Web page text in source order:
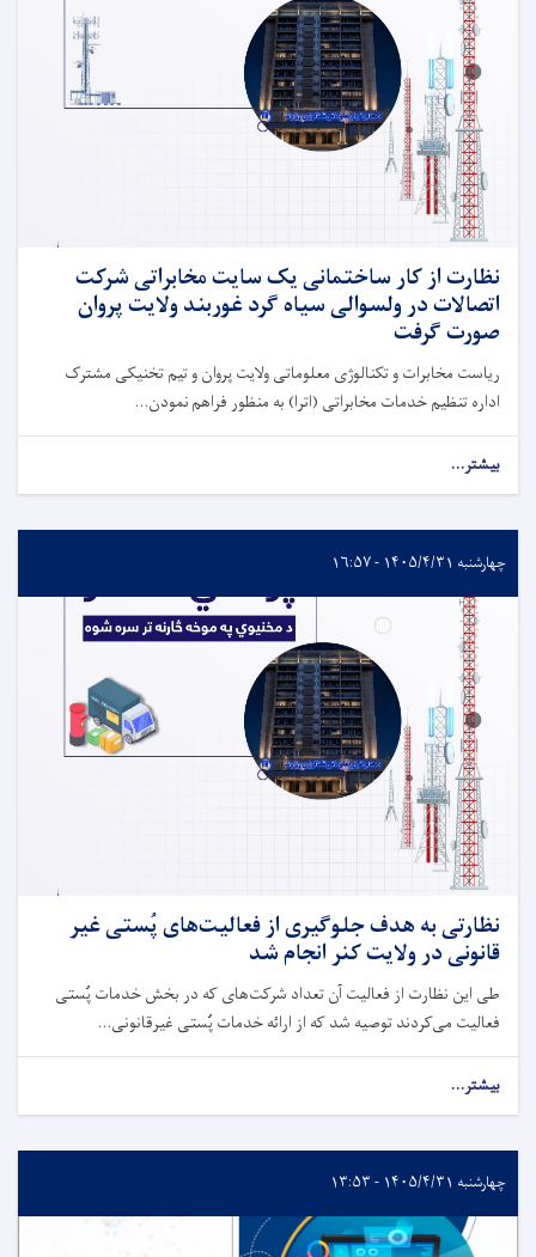
نظارت از کار ساختمانی یک سایت مخابراتی شرکت
اتصالات در ولسوالی سیاه گرد غوربند ولایت پروان
صورت گرفت
ریاست مخابرات و تکنالوژی معلوماتی ولایت پروان و تیم تخنیکی مشترک
اداره تنظیم خدمات مخابراتی (اترا) به منظور فراهم نمودن...
بیشتر...
چهارشنبه ۱۴۰۵/۴/۳۱ - ۱۶:۵۷
نظارتی به هدف جلوگیری از فعالیت‌های پُستی غیر
قانونی در ولایت کنر انجام شد
طی این نظارت از فعالیت آن تعداد شرکت‌های که در بخش خدمات پُستی
فعالیت می‌کردند توصیه شد که از ارائه خدمات پُستی غیرقانونی...
بیشتر...
چهارشنبه ۱۴۰۵/۴/۳۱ - ۱۳:۵۳